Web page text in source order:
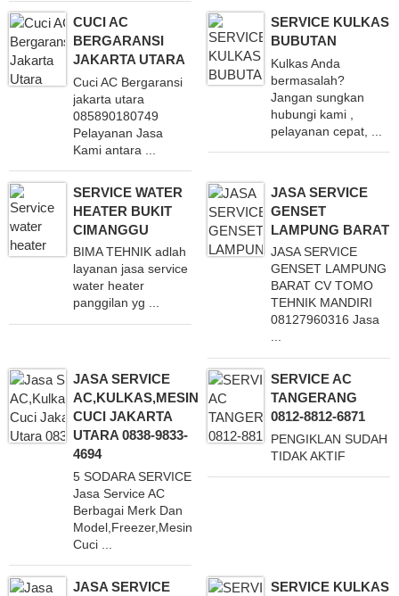
CUCI AC
BERGARANSI
JAKARTA UTARA
Cuci AC Bergaransi
jakarta utara
085890180749
Pelayanan Jasa
Kami antara ...
SERVICE KULKAS
BUBUTAN
Kulkas Anda
bermasalah?
Jangan sungkan
hubungi kami ,
pelayanan cepat, ...
SERVICE WATER
HEATER BUKIT
CIMANGGU
BIMA TEHNIK adlah
layanan jasa service
water heater
panggilan yg ...
JASA SERVICE
GENSET
LAMPUNG BARAT
JASA SERVICE
GENSET LAMPUNG
BARAT CV TOMO
TEHNIK MANDIRI
08127960316 Jasa
...
JASA SERVICE
AC,KULKAS,MESIN
CUCI JAKARTA
UTARA 0838-9833-
4694
5 SODARA SERVICE
Jasa Service AC
Berbagai Merk Dan
Model,Freezer,Mesin
Cuci ...
SERVICE AC
TANGERANG
0812-8812-6871
PENGIKLAN SUDAH
TIDAK AKTIF
JASA SERVICE
SERVICE KULKAS